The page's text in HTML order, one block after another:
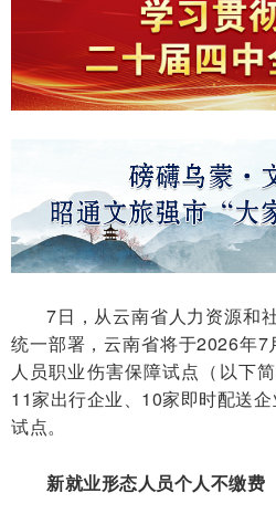
7日，从云南省人力资源和
统一部署，云南省将于2026年
人员职业伤害保障试点（以下
11家出行企业、10家即时配送
试点。
新就业形态人员个人不缴费